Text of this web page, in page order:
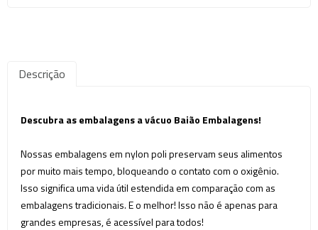
Descrição
Descubra as embalagens a vácuo Baião Embalagens!
Nossas embalagens em nylon poli preservam seus alimentos
por muito mais tempo, bloqueando o contato com o oxigênio.
Isso significa uma vida útil estendida em comparação com as
embalagens tradicionais. E o melhor! Isso não é apenas para
grandes empresas, é acessível para todos!